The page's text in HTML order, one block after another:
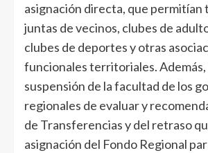
asignación directa, que permitían
juntas de vecinos, clubes de
clubes de deportes y otras
funcionales territoriales. Además,
suspensión de la facultad de los
regionales de evaluar y
de Transferencias y del retraso
asignación del Fondo Regional